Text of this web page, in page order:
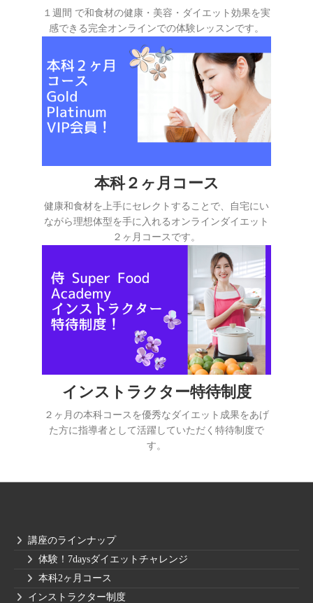
１週間 で和食材の健康・美容・ダイエット効果を実
感できる完全オンラインでの体験レッスンです。
本科２ヶ月コース
健康和食材を上手にセレクトすることで、自宅にい
ながら理想体型を手に入れるオンラインダイエット
２ヶ月コースです。
インストラクター特待制度
２ヶ月の本科コースを優秀なダイエット成果をあげ
た方に指導者として活躍していただく特待制度で
す。
講座のラインナップ
体験！7daysダイエットチャレンジ
本科2ヶ月コース
インストラクター制度